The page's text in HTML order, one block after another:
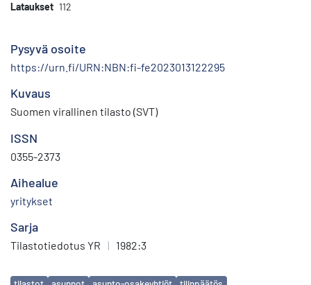
Lataukset 112
Pysyvä osoite
https://urn.fi/URN:NBN:fi-fe2023013122295
Kuvaus
Suomen virallinen tilasto (SVT)
ISSN
0355-2373
Aihealue
yritykset
Sarja
Tilastotiedotus YR | 1982:3
Avainsanat